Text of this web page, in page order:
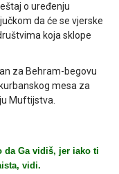
o uređenju
da će se vjerske
koja sklope
za Behram-begovu
mesa za
Muftijstva.
da Ga vidiš, jer iako ti
vidi.